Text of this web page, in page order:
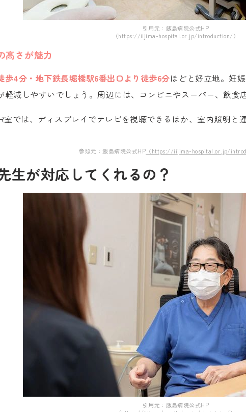
引用元：飯島病院公式HP
（https://iijima-hospital.or.jp/introduction/）
高さが魅力
歩4分・地下鉄長堀橋駅6番出口より徒歩6分ほどと好立地。妊
軽減しやすいでしょう。周辺には、コンビニやスーパー、飲食
室では、ディスプレイでテレビを視聴できるほか、室内照明と
参照元：飯島病院公式HP （https://iijima-hospital.or.jp/
生が対応してくれるの？
引用元：飯島病院公式HP